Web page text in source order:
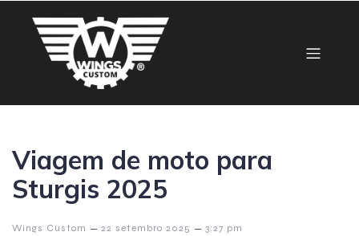
Viagem de moto para
Sturgis 2025
Wings Custom – 22 setembro 2025 – 3:27 pm